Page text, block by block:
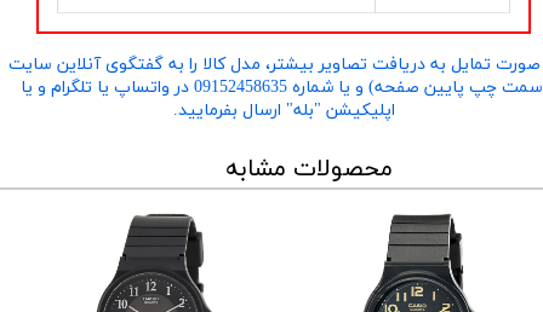
تمایل به دریافت تصاویر بیشتر، مدل کالا را به گفتگوی آنلاین سایت
​​​​​​​(سمت چپ پایین صفحه) و یا شماره 09152458635 در واتساپ یا تلگرام و یا
اپلیکیشن "بله" ارسال بفرمایید.
محصولات مشابه